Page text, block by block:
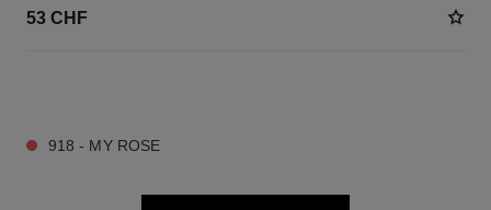
53 CHF
918 - MY ROSE